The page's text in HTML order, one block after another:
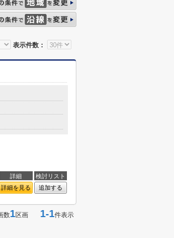
表示件数：
詳細 検討リスト
詳細を見る 追加する
数1区画 1-1件表示